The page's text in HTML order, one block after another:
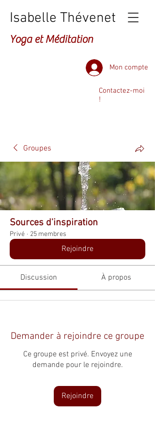
Isabelle Thévenet
Yoga et Méditation
Mon compte
Contactez-moi
!
Groupes
Sources d'inspiration
Privé · 25 membres
Rejoindre
Discussion À propos
Demander à rejoindre ce groupe
Ce groupe est privé. Envoyez une
demande pour le rejoindre.
Rejoindre